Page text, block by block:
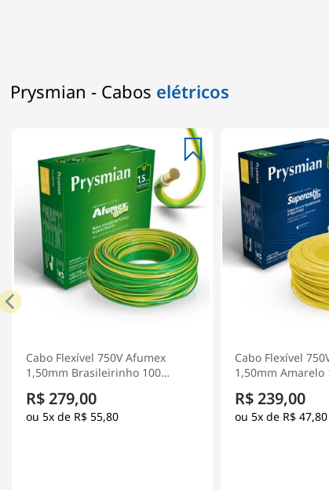
Prysmian - Cabos elétricos
Cabo Flexível 750V Afumex
1,50mm Brasileirinho 100
R$ 279,00
5x de R$ 55,80
Cabo Flexível
1,50mm Amarelo
R$ 239,00
5x de R$ 47,80